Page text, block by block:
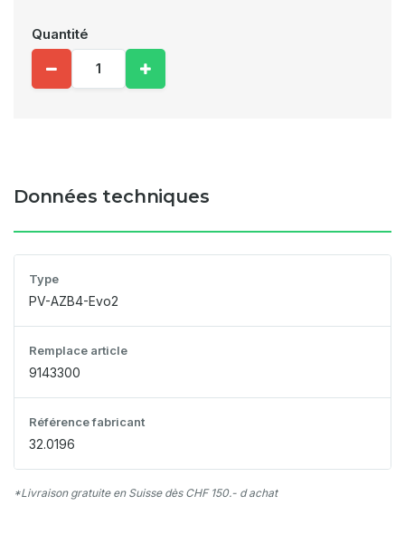
Quantité
Données techniques
Type
PV-AZB4-Evo2
Remplace article
9143300
Référence fabricant
32.0196
*Livraison gratuite en Suisse dès CHF 150.- d achat